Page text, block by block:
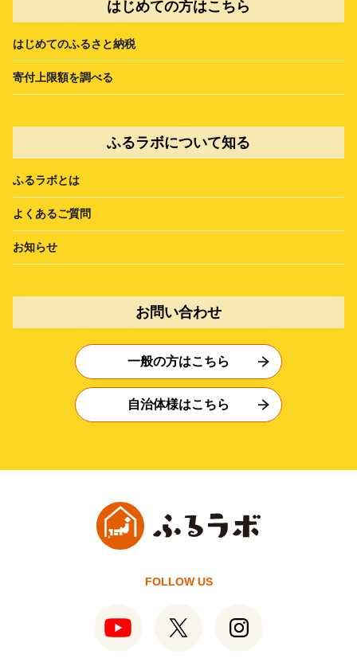
はじめての方はこちら
はじめてのふるさと納税
寄付上限額を調べる
ふるラボについて知る
ふるラボとは
よくあるご質問
お知らせ
お問い合わせ
一般の方はこちら
自治体様はこちら
FOLLOW US